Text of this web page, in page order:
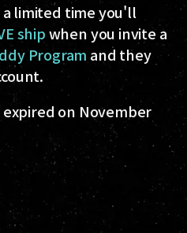
limited time you'll
shipwhen you invite a
Program and they
on November